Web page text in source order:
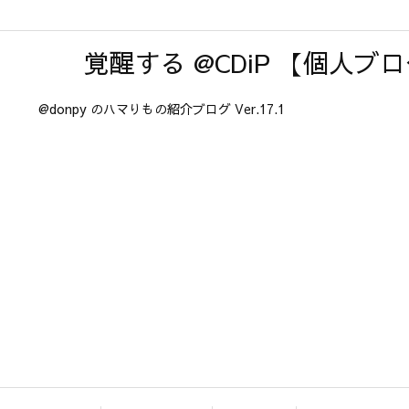
覚醒する @CDiP 【個人ブ
@donpy のハマりもの紹介ブログ Ver.17.1